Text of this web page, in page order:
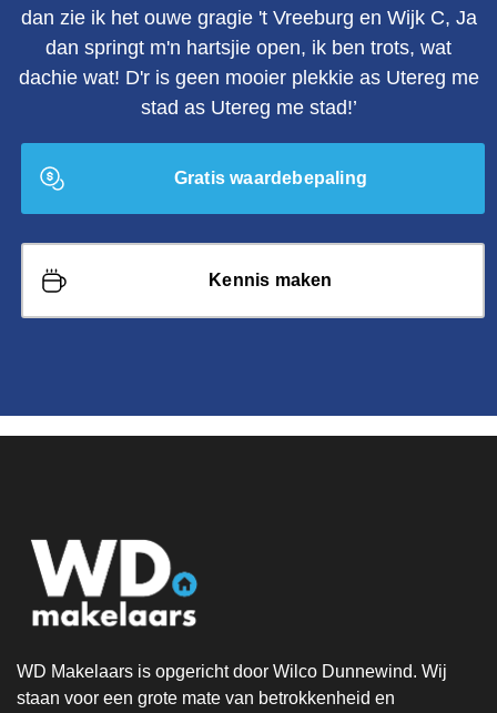
dan zie ik het ouwe gragie 't Vreeburg en Wijk C, Ja
dan springt m'n hartsjie open, ik ben trots, wat
dachie wat! D'r is geen mooier plekkie as Utereg me
stad as Utereg me stad!’
Gratis waardebepaling
Kennis maken
WD Makelaars is opgericht door Wilco Dunnewind. Wij
staan voor een grote mate van betrokkenheid en